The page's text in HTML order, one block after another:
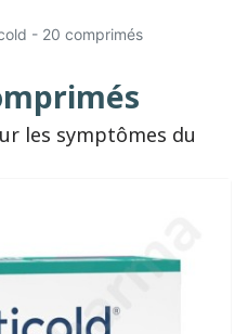
- 20 comprimés
les symptômes du